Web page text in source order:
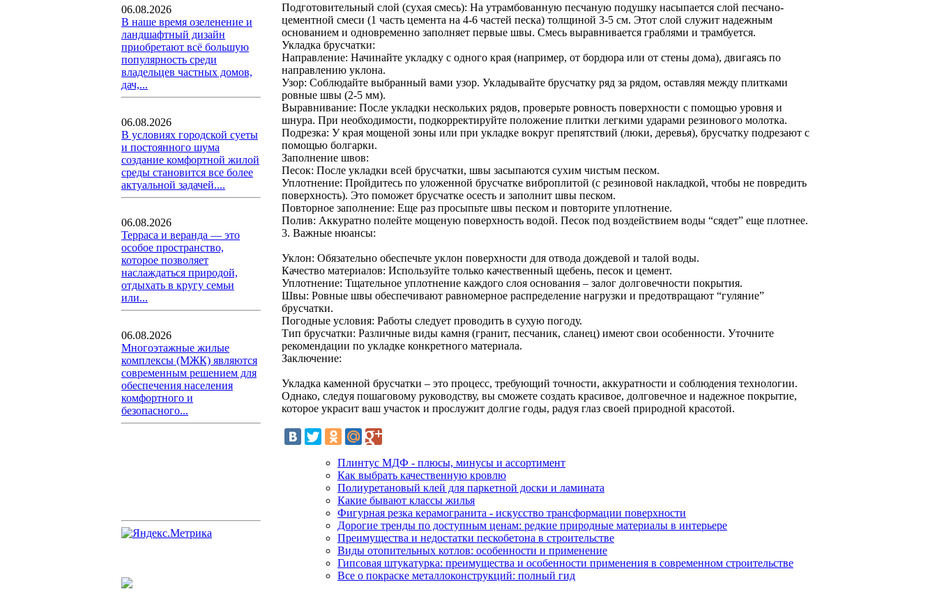
06.08.2026
В наше время озеленение и
ландшафтный дизайн
приобретают всё большую
популярность среди
владельцев частных домов,
дач,...
06.08.2026
В условиях городской суеты
и постоянного шума
создание комфортной жилой
среды становится все более
актуальной задачей....
06.08.2026
Терраса и веранда — это
особое пространство,
которое позволяет
наслаждаться природой,
отдыхать в кругу семьи
или...
06.08.2026
Многоэтажные жилые
комплексы (МЖК) являются
современным решением для
обеспечения населения
комфортного и
безопасного...
Подготовительный слой (сухая смесь): На утрамбованную песчаную подушку насыпается слой песчано-
цементной смеси (1 часть цемента на 4-6 частей песка) толщиной 3-5 см. Этот слой служит надежным
основанием и одновременно заполняет первые швы. Смесь выравнивается граблями и трамбуется.
Укладка брусчатки:
Направление: Начинайте укладку с одного края (например, от бордюра или от стены дома), двигаясь по
направлению уклона.
Узор: Соблюдайте выбранный вами узор. Укладывайте брусчатку ряд за рядом, оставляя между плитками
ровные швы (2-5 мм).
Выравнивание: После укладки нескольких рядов, проверьте ровность поверхности с помощью уровня и
шнура. При необходимости, подкорректируйте положение плитки легкими ударами резинового молотка.
Подрезка: У края мощеной зоны или при укладке вокруг препятствий (люки, деревья), брусчатку подрезают с
помощью болгарки.
Заполнение швов:
Песок: После укладки всей брусчатки, швы засыпаются сухим чистым песком.
Уплотнение: Пройдитесь по уложенной брусчатке виброплитой (с резиновой накладкой, чтобы не повредить
поверхность). Это поможет брусчатке осесть и заполнит швы песком.
Повторное заполнение: Еще раз просыпьте швы песком и повторите уплотнение.
Полив: Аккуратно полейте мощеную поверхность водой. Песок под воздействием воды “сядет” еще плотнее.
3. Важные нюансы:
Уклон: Обязательно обеспечьте уклон поверхности для отвода дождевой и талой воды.
Качество материалов: Используйте только качественный щебень, песок и цемент.
Уплотнение: Тщательное уплотнение каждого слоя основания – залог долговечности покрытия.
Швы: Ровные швы обеспечивают равномерное распределение нагрузки и предотвращают “гуляние”
брусчатки.
Погодные условия: Работы следует проводить в сухую погоду.
Тип брусчатки: Различные виды камня (гранит, песчаник, сланец) имеют свои особенности. Уточните
рекомендации по укладке конкретного материала.
Заключение:
Укладка каменной брусчатки – это процесс, требующий точности, аккуратности и соблюдения технологии.
Однако, следуя пошаговому руководству, вы сможете создать красивое, долговечное и надежное покрытие,
которое украсит ваш участок и прослужит долгие годы, радуя глаз своей природной красотой.
Плинтус МДФ - плюсы, минусы и ассортимент
Как выбрать качественную кровлю
Полиуретановый клей для паркетной доски и ламината
Какие бывают классы жилья
Фигурная резка керамогранита - искусство трансформации поверхности
Дорогие тренды по доступным ценам: редкие природные материалы в интерьере
Преимущества и недостатки пескобетона в строительстве
Виды отопительных котлов: особенности и применение
Гипсовая штукатурка: преимущества и особенности применения в современном строительстве
Все о покраске металлоконструкций: полный гид